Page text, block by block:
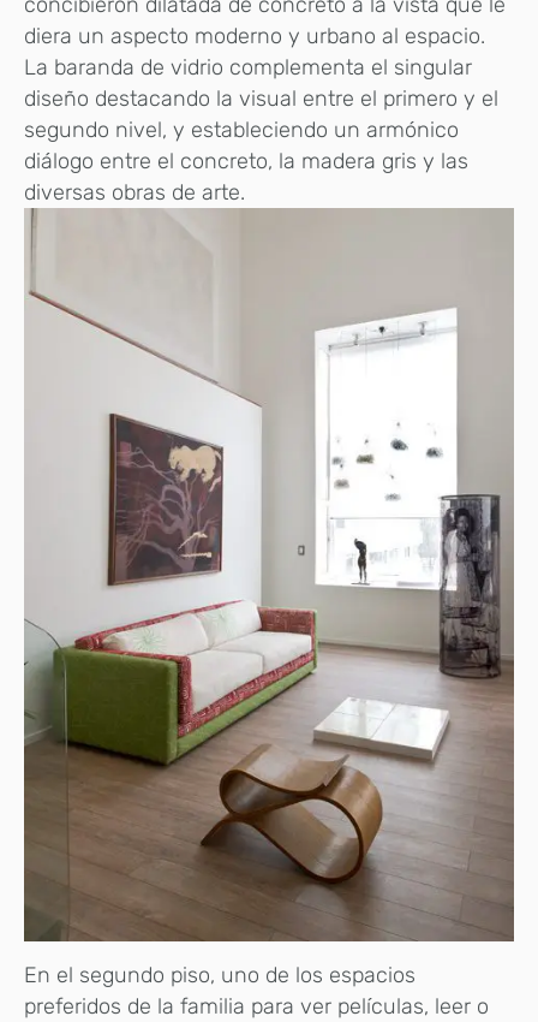
diera un aspecto moderno y urbano al espacio.
La baranda de vidrio complementa el singular
diseño destacando la visual entre el primero y el
segundo nivel, y estableciendo un armónico
diálogo entre el concreto, la madera gris y las
diversas obras de arte.
En el segundo piso, uno de los espacios
preferidos de la familia para ver películas, leer o